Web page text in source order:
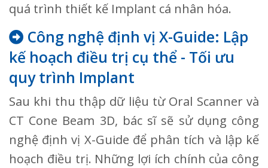
quá trình thiết kế Implant cá nhân hóa.
Công nghệ định vị X-Guide: Lập
kế hoạch điều trị cụ thể - Tối ưu
quy trình Implant
Sau khi thu thập dữ liệu từ Oral Scanner và
CT Cone Beam 3D, bác sĩ sẽ sử dụng công
nghệ định vị X-Guide để phân tích và lập kế
hoạch điều trị. Những lợi ích chính của công